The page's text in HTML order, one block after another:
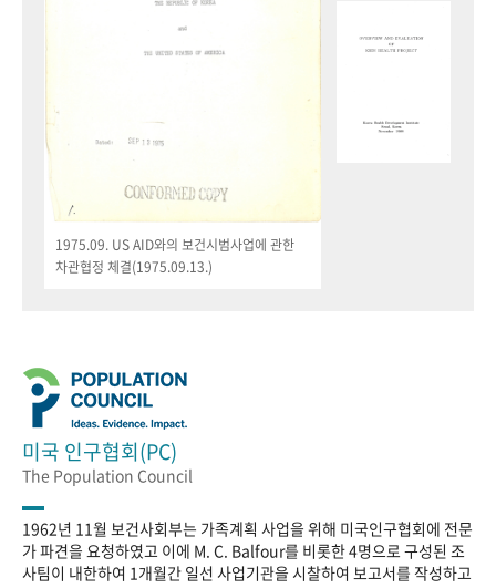
1975.09. US AID와의 보건시범사업에 관한
차관협정 체결(1975.09.13.)
미국 인구협회(PC)
The Population Council
1962년 11월 보건사회부는 가족계획 사업을 위해 미국인구협회에 전문
가 파견을 요청하였고 이에 M. C. Balfour를 비롯한 4명으로 구성된 조
사팀이 내한하여 1개월간 일선 사업기관을 시찰하여 보고서를 작성하고